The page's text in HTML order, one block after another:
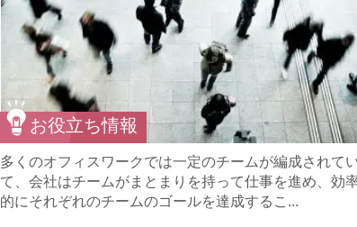
お役立ち情報
多くのオフィスワークでは一定のチームが編成されて
て、会社はチームがまとまりを持って仕事を進め、効
的にそれぞれのチームのゴールを達成するこ...